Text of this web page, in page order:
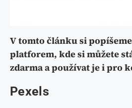
V tomto článku si
platforem, kde si můžete
zdarma a používat je i pro
Pexels